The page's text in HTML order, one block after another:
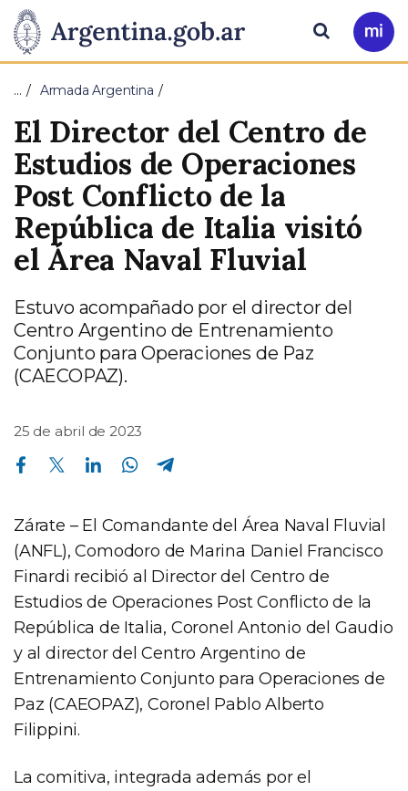
Presidencia
de
la
Nación
Pasar al contenido principal
Ir
a
Buscar
… Armada Argentina
El Director del Centro de
Estudios de Operaciones
Post Conflicto de la
República de Italia visitó
el Área Naval Fluvial
Estuvo acompañado por el director del
Centro Argentino de Entrenamiento
Conjunto para Operaciones de Paz
(CAECOPAZ).
25 de abril de 2023
Compartir en Facebook Compartir en Twitter Compartir en Linkedin Compartir en Whatsapp
Zárate – El Comandante del Área Naval Fluvial
(ANFL), Comodoro de Marina Daniel Francisco
Finardi recibió al Director del Centro de
Estudios de Operaciones Post Conflicto de la
República de Italia, Coronel Antonio del Gaudio
y al director del Centro Argentino de
Entrenamiento Conjunto para Operaciones de
Paz (CAEOPAZ), Coronel Pablo Alberto
Filippini.
La comitiva, integrada además por el